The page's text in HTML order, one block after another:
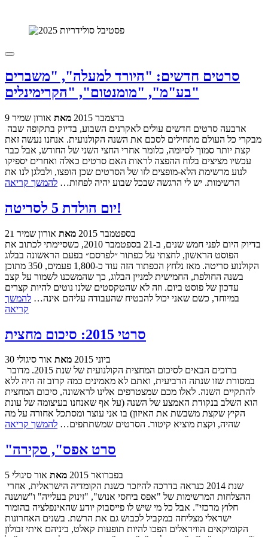
סרטים חדשים: "היורד למעלה", "משברים
בע"מ", "מומנטום", "הקרימינלים"
9 בדצמבר 2015 מאת אורון שמיר
מבקרי כל העולם מתחילים לסכם את השנה הקולנועית. אנחנו נעשה זאת
קצת יותר סמוך לסיומה, כלומר אחרי החצי השני של החודש, אבל כבר
עכשיו מציצים בלוח ההפצה לראות האם סרטים כאלה ואחרים יספיקו
לנוע מרשימת הלא-מופצים לזו של הסרטים שכן הופצו, ולבלגן לנו את
הרשימות. יש לי הרגשה שבכל שבוע יהיה לפחות… להמשך קריאה
יום הולדת 5 לסריטה!
21 בספטמבר 2015 מאת אורון שמיר
בדיוק היום לפני חמש שנים, ב-21 בספטמבר 2010, כשסיימתי לכתוב את
הפוסט הראשון, לחצתי על כפתור ״לפרסם״ בפעם הראשונה בבלוג
הקולנוע סריטה. מאז נלחץ הכפתור הזה עוד כ-1,800 פעמים, 350 מתוכן
בשנה החולפת, החמישית למניין הבלוג, כך שהמשכנו לשמור על קצב
עדכון של פוסט ביום. וזה לא שהטקסטים שלנו נוטים להיות קצרים
במיוחד, כשם שאני יכול להבטיח שהעבודה עליהם אינה… להמשך
קריאה
סרטי 2015: סיכום מחצית
30 ביוני 2015 מאת אור סיגולי
במסורת שזו שנתה הרביעית, ואתם לא מאמינים כמה קרוב זה היה ללא
להתקיים השנה. לאלו מכם שמצטרפים אלינו לראשונה, סיכום המחצית
הוא השלב בנקודת האמצע של השנה (על אף שאנחנו בעיצומה של עונת
הקיץ שקצת משבשת את האיזון) בו אני עוצר ומסתכל אחורה על מה
שהיה, וקצת מוציא קיטור. הסרטים שמשתתפים… להמשך קריאה
"סרט אפס", סקירה
5 בפברואר 2015 מאת אור סיגולי
ההצלחות המרשימות של "אפס ביחסי אנוש", "זינוק בעלייה" ו"שושנה
חלוץ מרכזי". אבל כל מי שיש לו פייסבוק יודע שהאינפלציה בהומור
ישראלי מצליחה במקביל לכבוש גם את הרשת. בשנים האחרונות
הקומיקאים הוויראלים הפכו להיות תופעות קאלט, ביניהם איתי זבולון